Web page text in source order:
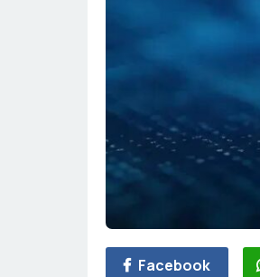
Facebook